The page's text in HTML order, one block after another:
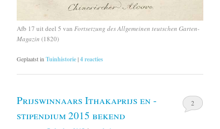
Afb 17 uit deel 5 vanFortsetzung des Allgemeinen teutschen Garten-
Magazin (1820)
Geplaatst inTuinhistorie|4reacties
Prijswinnaars Ithakaprijs en -
stipendium 2015 bekend
2